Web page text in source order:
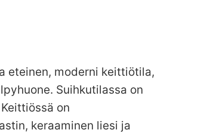
eteinen, moderni keittiötila,
Suihkutilassa on
on
keraaminen liesi ja